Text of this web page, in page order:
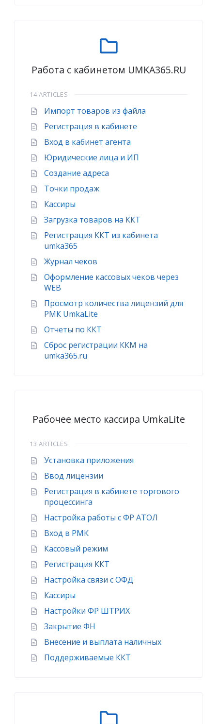
Работа с кабинетом UMKA365.RU
14 ARTICLES
Импорт товаров из файла
Регистрация в кабинете
Вход в кабинет агента
Юридические лица и ИП
Создание адреса
Точки продаж
Кассиры
Загрузка товаров на ККТ
Регистрация ККТ из кабинета
umka365
Журнал чеков
Оформление кассовых чеков через
WEB
Просмотр количества лицензий для
РМК UmkaLite
Отчеты по ККТ
Сброс регистрации ККМ на
umka365.ru
Рабочее место кассира UmkaLite
13 ARTICLES
Установка приложения
Ввод лицензии
Регистрация в кабинете торгового
процессинга
Настройка работы с ФР АТОЛ
Вход в РМК
Кассовый режим
Регистрация ККТ
Настройка связи с ОФД
Кассиры
Настройки ФР ШТРИХ
Закрытие ФН
Внесение и выплата наличных
Поддерживаемые ККТ